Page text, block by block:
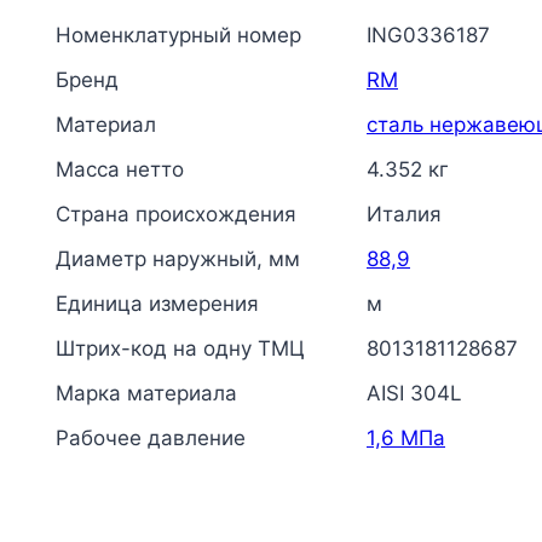
Номенклатурный номер
ING0336187
Бренд
RM
Материал
сталь
Масса нетто
4.352 кг
Страна происхождения
Италия
Диаметр наружный, мм
88,9
Единица измерения
м
Штрих-код на одну ТМЦ
8013181128687
Марка материала
AISI 304L
Рабочее давление
1,6 МПа